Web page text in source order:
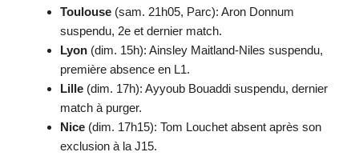
Toulouse (sam. 21h05, Parc): Aron Donnum
suspendu, 2e et dernier match.
Lyon (dim. 15h): Ainsley Maitland-Niles suspendu,
première absence en L1.
Lille (dim. 17h): Ayyoub Bouaddi suspendu, dernier
match à purger.
Nice (dim. 17h15): Tom Louchet absent après son
exclusion à la J15.